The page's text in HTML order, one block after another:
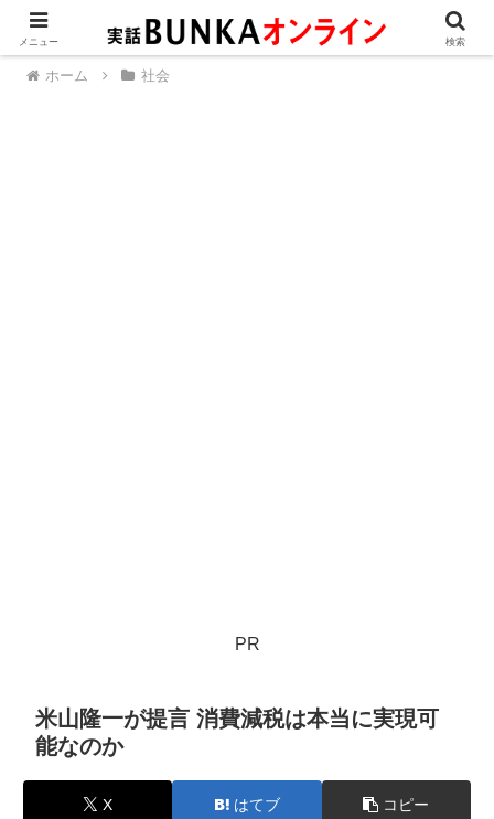
ホーム 社会
PR
米山隆一が提言 消費減税は本当に実現可
能なのか
X はてブ コピー
メニュー 検索